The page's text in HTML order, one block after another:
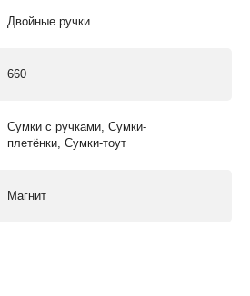
Двойные ручки
660
Сумки с ручками, Сумки-
плетёнки, Сумки-тоут
Магнит